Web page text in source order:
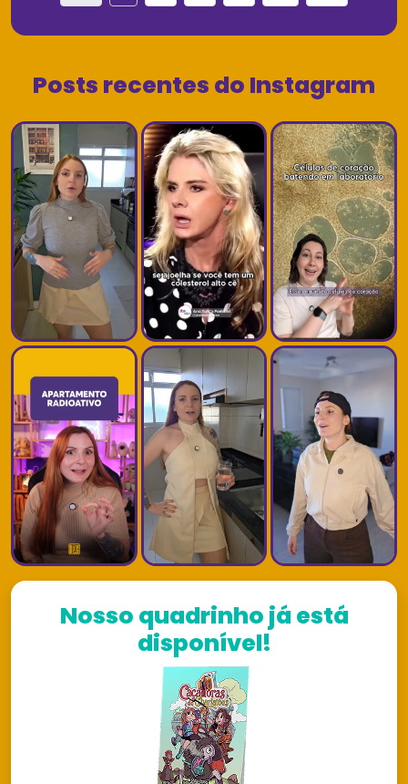
Posts recentes do Instagram
Nosso quadrinho já está
disponível!